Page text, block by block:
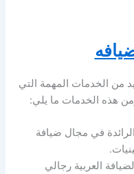
من الخدمات المهمة التي
هذه الخدمات ما يلي:
في مجال ضيافة
العربية رجالي